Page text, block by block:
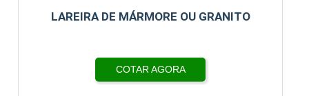
LAREIRA DE MÁRMORE OU GRANITO
COTAR AGORA